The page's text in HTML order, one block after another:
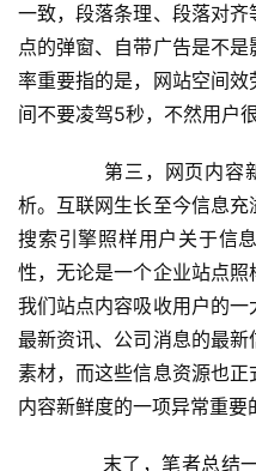
一致，段落条理、段落对
点的弹窗、自带广告是不
率重要指的是，网站空间
间不要凌驾5秒，不然用户
析。互联网生长至今信息
搜索引擎照样用户关于信
性，无论是一个企业站点
我们站点内容吸收用户的
最新资讯、公司消息的最
素材，而这些信息资源也
内容新鲜度的一项异常重要